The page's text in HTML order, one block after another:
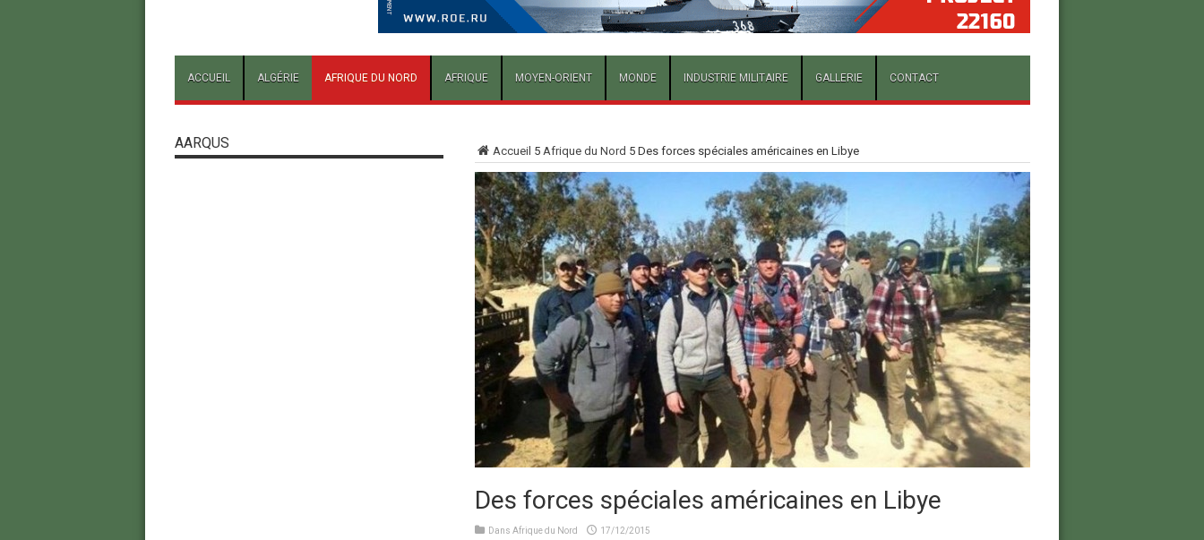
ACCUEIL ALGÉRIE AFRIQUE DU NORD AFRIQUE MOYEN-ORIENT MONDE INDUSTRIE MILITAIRE GALLERIE CONTACT
Accueil 5 Afrique du Nord 5 Des forces spéciales américaines en Libye
Des forces spéciales américaines en Libye
Dans Afrique du Nord 17/12/2015
AARQUS